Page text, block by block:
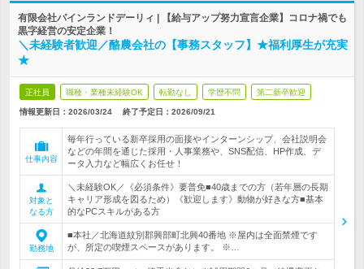
有限会社パインランドデーリィ | 【給与アップ努力宣言企業】コロナ禍でも
黒字経営の安定企業！
＼未経験者歓迎／酪農会社の【事務スタッフ】★福利厚生が充実
★
正社員 職種・業種未経験OK 転勤なし 学歴不問 第二新卒歓迎
情報更新日：2026/03/24 終了予定日： 2026/09/21
仕事内容
毎年行っている新卒採用の面接やインターンシップ、会社説明会
などの年間を通じた採用・人事業務や、SNS配信、HP作成、デ
ータ入力など幅広くお任せ！
対象と
なる方
＼未経験OK／《必須条件》要普免■40歳までの方（若年層の長期
キャリア形成を図るため）《歓迎します》動物が好きな方■基本
的なPCスキルがある方
勤務地
■本社／北海道紋別郡興部町北興40番地 ※屋内は全面禁煙です
が、所定の喫煙スペースがあります。 ※…